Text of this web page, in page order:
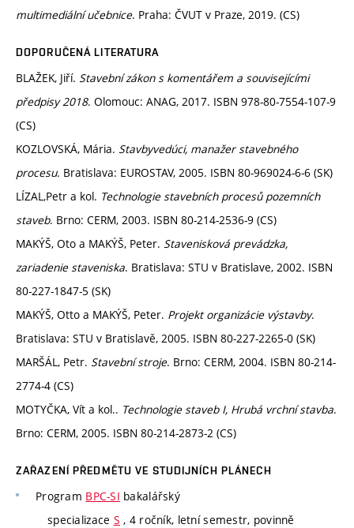
multimediální učebnice. Praha: ČVUT v Praze, 2019. (CS)
DOPORUČENÁ LITERATURA
BLAŽEK, Jiří. Stavební zákon s komentářem a souvisejícími
předpisy 2018. Olomouc: ANAG, 2017. ISBN 978-80-7554-107-9
(CS)
KOZLOVSKÁ, Mária. Stavbyvedúci, manažer stavebného
procesu. Bratislava: EUROSTAV, 2005. ISBN 80-969024-6-6 (SK)
LÍZAL,Petr a kol. Technologie stavebních procesů pozemních
staveb. Brno: CERM, 2003. ISBN 80-214-2536-9 (CS)
MAKÝŠ, Oto a MAKÝŠ, Peter. Stavenisková prevádzka,
zariadenie staveniska. Bratislava: STU v Bratislave, 2002. ISBN
80-227-1847-5 (SK)
MAKÝŠ, Otto a MAKÝŠ, Peter. Projekt organizácie výstavby.
Bratislava: STU v Bratislavě, 2005. ISBN 80-227-2265-0 (SK)
MARŠÁL, Petr. Stavební stroje. Brno: CERM, 2004. ISBN 80-214-
2774-4 (CS)
MOTYČKA, Vít a kol.. Technologie staveb I, Hrubá vrchní stavba.
Brno: CERM, 2005. ISBN 80-214-2873-2 (CS)
ZAŘAZENÍ PŘEDMĚTU VE STUDIJNÍCH PLÁNECH
Program BPC-SI bakalářský
specializace S , 4 ročník, letní semestr, povinně